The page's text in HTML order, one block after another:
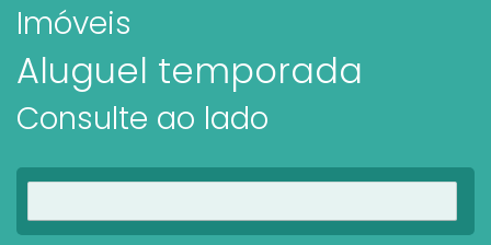
Imóveis
Aluguel temporada
Consulte ao lado